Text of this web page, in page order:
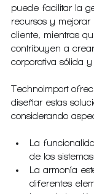
puede facilitar la
recursos y mejorar
cliente, mientras
contribuyen a
corporativa sólida y
Technoimport
diseñar estas
considerando
La
de los
La armonía
diferentes